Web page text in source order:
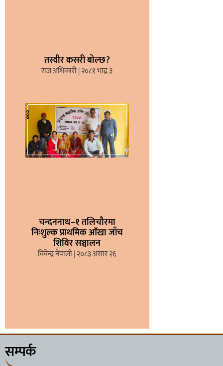
तस्वीर कसरी बोल्छ?
राज अधिकारी २०८१ भाद्र ३
चन्दननाथ–१ तलिचौरमा
निःशुल्क प्राथमिक आँखा जाँच
शिविर सञ्चालन
विवेन्द्र नेपाली २०८३ असार २६
सम्पर्क